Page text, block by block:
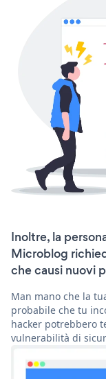
Inoltre, la
Microblog
che causi nuovi
Man mano che la
probabile che tu
hacker potrebbero
vulnerabilità di